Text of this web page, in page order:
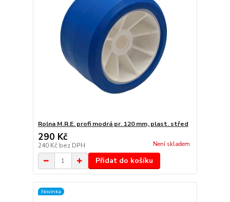
Rolna M.R.E. profi modrá pr. 120 mm, plast. střed
290 Kč
240 Kč bez DPH Není skladem
Přidat do košíku
Novinka